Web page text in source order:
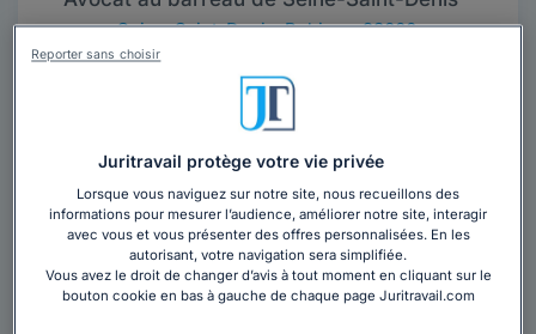
Seine-Saint-Denis,Bobigny, 93000
Contacter ce cabinet
Maître Abdoulaye CISSE, avocat au Barreau de Seine-
Saint-Denis (93) intervient principalement dans les
domaines suivants:- Droit des sociétés:...Lire la suite
Juritravail protège votre vie privée
Lorsque vous naviguez sur notre site, nous recueillons des
informations pour mesurer l’audience, améliorer notre site, interagir
avec vous et vous présenter des offres personnalisées. En les
autorisant, votre navigation sera simplifiée.
Vous avez le droit de changer d’avis à tout moment en cliquant sur le
bouton cookie en bas à gauche de chaque page Juritravail.com
Reporter sans choisir